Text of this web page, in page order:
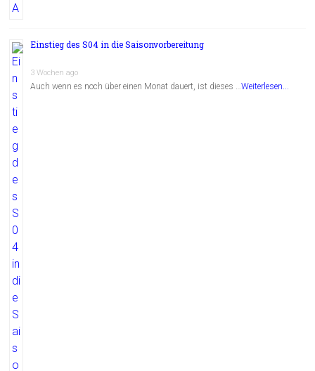
Einstieg des S04 in die Saisonvorbereitung
3 Wochen ago
Auch wenn es noch über einen Monat dauert, ist dieses …Weiterlesen...